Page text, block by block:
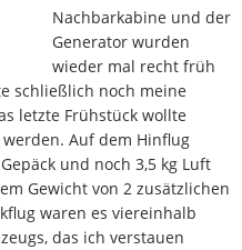
Nachbarkabine und der
Generator wurden
wieder mal recht früh
schließlich noch meine
letzte Frühstück wollte
Auf dem Hinflug
und noch 3,5 kg Luft
Gewicht von 2 zusätzlichen
waren es viereinhalb
das ich verstauen